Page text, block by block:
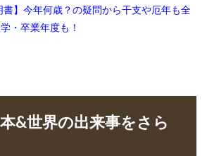
書】今年何歳？の疑問から干支や厄年も全
・卒業年度も！
&世界の出来事をさら